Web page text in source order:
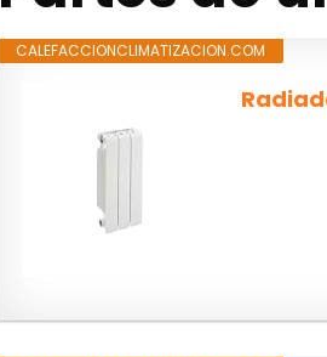
CALEFACCIONCLIMATIZACION.COM